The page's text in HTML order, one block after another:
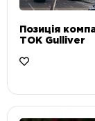
Позиція
ТОК Gulliver